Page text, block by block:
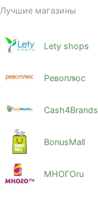
Лучшие магазины
Lety shops
Ревоплюс
Cash4Brands
BonusMall
МНОГОru